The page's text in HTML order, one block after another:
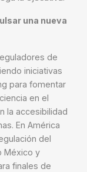
una nueva
de
iniciativas
para fomentar
en el
la accesibilidad
En América
del
México y
finales de